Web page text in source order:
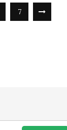
7